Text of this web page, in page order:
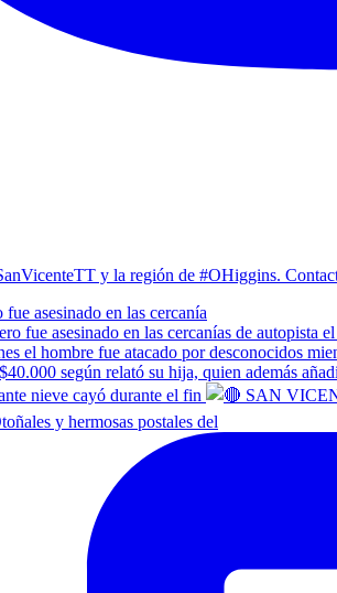
y la región de #OHiggins.
asesinado en las cercanía
nieve cayó durante el fin
y hermosas postales del